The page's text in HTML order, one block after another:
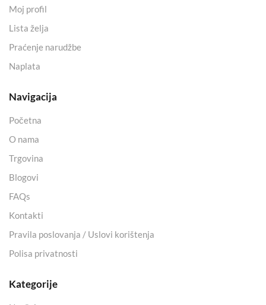
Moj profil
Lista želja
Praćenje narudžbe
Naplata
Navigacija
Početna
O nama
Trgovina
Blogovi
FAQs
Kontakti
Pravila poslovanja / Uslovi korištenja
Polisa privatnosti
Kategorije